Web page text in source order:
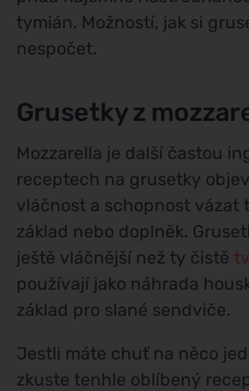
tymián. Možností, jak si
nespočet.
Grusetky z
Mozzarella je další častou
receptech na grusetky
vláčnost a schopnost vázat
základ nebo doplněk.
ještě vláčnější než ty čistě
používají jako náhrada
základ pro slané sendviče.
Jestli máte chuť na něco
zkuste tenhle oblíbený